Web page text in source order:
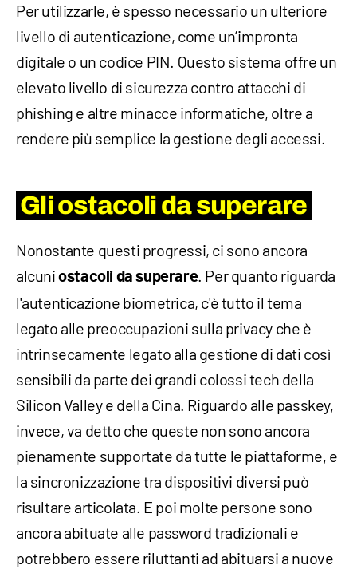
Per utilizzarle, è spesso necessario un ulteriore
livello di autenticazione, come un’impronta
digitale o un codice PIN. Questo sistema offre un
elevato livello di sicurezza contro attacchi di
phishing e altre minacce informatiche, oltre a
rendere più semplice la gestione degli accessi.
Gli ostacoli da superare
Nonostante questi progressi, ci sono ancora
alcuniostacoli da superare. Per quanto riguarda
l'autenticazione biometrica, c'è tutto il tema
legato alle preoccupazioni sulla privacy che è
intrinsecamente legato alla gestione di dati così
sensibili da parte dei grandi colossi tech della
Silicon Valley e della Cina. Riguardo alle passkey,
invece, va detto che queste non sono ancora
pienamente supportate da tutte le piattaforme, e
la sincronizzazione tra dispositivi diversi può
risultare articolata. E poi molte persone sono
ancora abituate alle password tradizionali e
potrebbero essere riluttanti ad abituarsi a nuove